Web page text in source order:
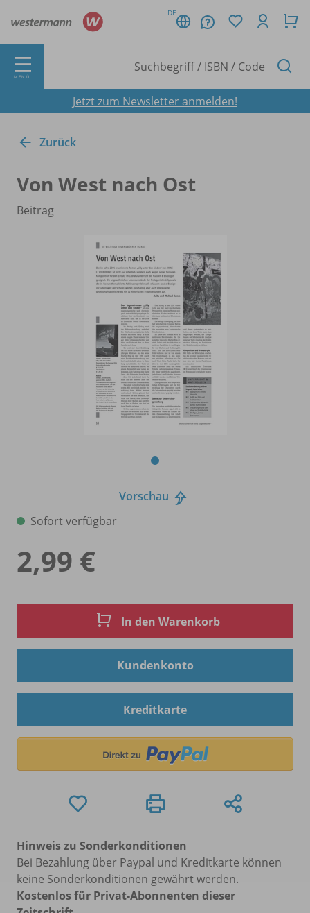
DE
MENÜ
Jetzt zum Newsletter anmelden!
Zurück
Von West nach Ost
Beitrag
Vorschau
Sofort verfügbar
2,99 €
In den Warenkorb
Kundenkonto
Kreditkarte
Hinweis zu Sonderkonditionen
Bei Bezahlung über Paypal und Kreditkarte können
keine Sonderkonditionen gewährt werden.
Kostenlos für Privat-Abonnenten dieser